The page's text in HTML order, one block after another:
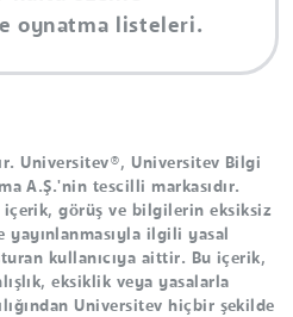
oynatma listeleri.
Universitev®, Universitev Bilgi
A.Ş.'nin tescilli markasıdır.
görüş ve bilgilerin eksiksiz
yayınlanmasıyla ilgili yasal
kullanıcıya aittir. Bu içerik,
eksiklik veya yasalarla
Universitev hiçbir şekilde